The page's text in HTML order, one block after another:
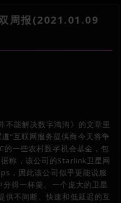
周报(2021.01.09
不能解决数字鸿沟》的文章里
“互联网服务提供商今天将争
的一些农村数字机会基金，包
称，该公司的Starlink卫星网
，因此该公司似乎更能说服
得一杯羹。一个庞大的卫星
供不间断、快速和低延迟的互